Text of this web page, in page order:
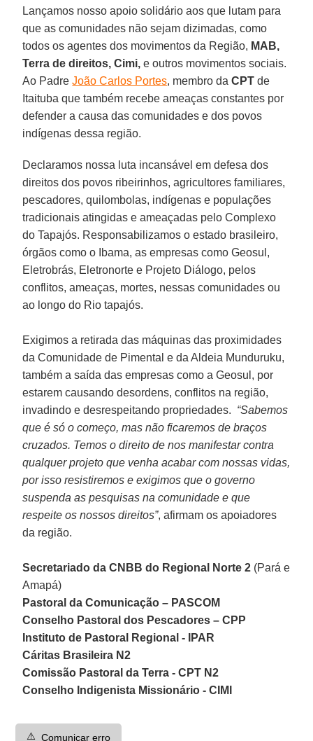
Lançamos nosso apoio solidário aos que lutam para
que as comunidades não sejam dizimadas, como
todos os agentes dos movimentos da Região, MAB,
Terra de direitos, Cimi, e outros movimentos sociais.
Ao PadreJoão Carlos Portes, membro daCPTde
Itaituba que também recebe ameaças constantes por
defender a causa das comunidades e dos povos
indígenas dessa região.
Declaramos nossa luta incansável em defesa dos
direitos dos povos ribeirinhos, agricultores familiares,
pescadores, quilombolas, indígenas e populações
tradicionais atingidas e ameaçadas pelo Complexo
do Tapajós. Responsabilizamos o estado brasileiro,
órgãos como o Ibama, as empresas como Geosul,
Eletrobrás, Eletronorte e Projeto Diálogo, pelos
conflitos, ameaças, mortes, nessas comunidades ou
ao longo do Rio tapajós.
Exigimos a retirada das máquinas das proximidades
da Comunidade de Pimental e da Aldeia Munduruku,
também a saída das empresas como a Geosul, por
estarem causando desordens, conflitos na região,
invadindo e desrespeitando propriedades. “Sabemos
que é só o começo, mas não ficaremos de braços
cruzados. Temos o direito de nos manifestar contra
qualquer projeto que venha acabar com nossas vidas,
por isso resistiremos e exigimos que o governo
suspenda as pesquisas na comunidade e que
respeite os nossos direitos”, afirmam os apoiadores
da região.
Secretariado da CNBB do Regional Norte 2 (Pará e
Amapá)
Pastoral da Comunicação – PASCOM
Conselho Pastoral dos Pescadores – CPP
Instituto de Pastoral Regional - IPAR
Cáritas Brasileira N2
Comissão Pastoral da Terra - CPT N2
Conselho Indigenista Missionário - CIMI
⚠️ Comunicar erro